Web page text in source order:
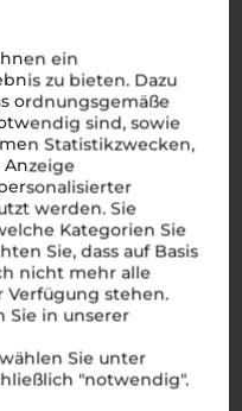
ein
zu bieten. Dazu
ordnungsgemäße
sind, sowie
Statistikzwecken,
werden. Sie
Kategorien Sie
Sie, dass auf Basis
nicht mehr alle
Verfügung stehen.
Sie in unserer
Sie unter
"notwendig".